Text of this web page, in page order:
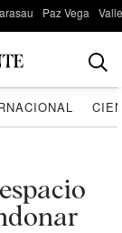
Paz Vega